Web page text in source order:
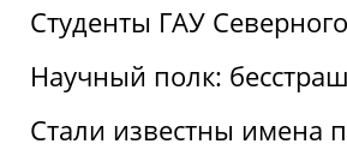
Студенты ГАУ
Научный полк:
Стали известны имена